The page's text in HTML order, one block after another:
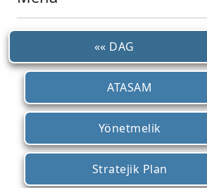
«« DAG
ATASAM
Yönetmelik
Stratejik Plan